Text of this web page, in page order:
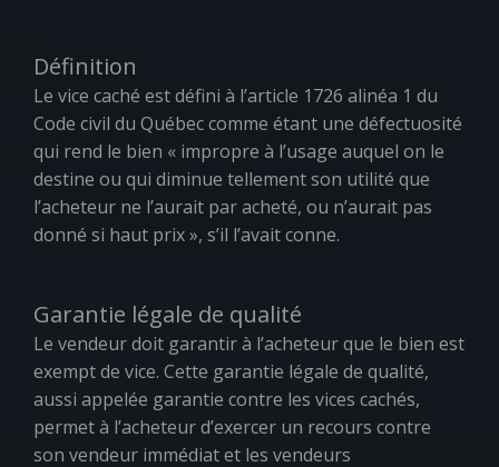
Définition
Le vice caché est défini à l’article 1726 alinéa 1 du
Code civil du Québec comme étant une défectuosité
qui rend le bien « impropre à l’usage auquel on le
destine ou qui diminue tellement son utilité que
l’acheteur ne l’aurait par acheté, ou n’aurait pas
donné si haut prix», s’il l’avait conne.
Garantie légale de qualité
Le vendeur doit garantir à l’acheteur que le bien est
exempt de vice. Cette garantie légale de qualité,
aussi appelée garantie contre les vices cachés,
permet à l’acheteur d’exercer un recours contre
son vendeur immédiat et les vendeurs